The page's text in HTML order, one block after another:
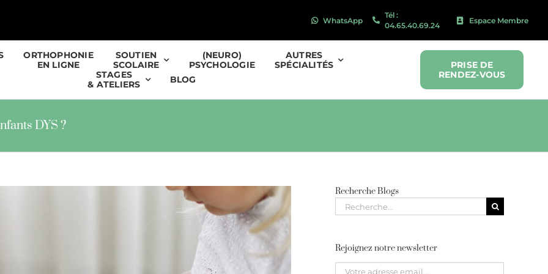
WhatsApp
Tél :
04.65.40.69.24
Espace Membre
ORTHOPHONIE
EN LIGNE
SOUTIEN
SCOLAIRE
(NEURO)
PSYCHOLOGIE
AUTRES
SPÉCIALITÉS
STAGES
& ATELIERS
BLOG
PRISE DE
RENDEZ-VOUS
DYS ?
Recherche Blogs
Recherche
pour
Rejoignez notre newsletter
Please leave this field empty.